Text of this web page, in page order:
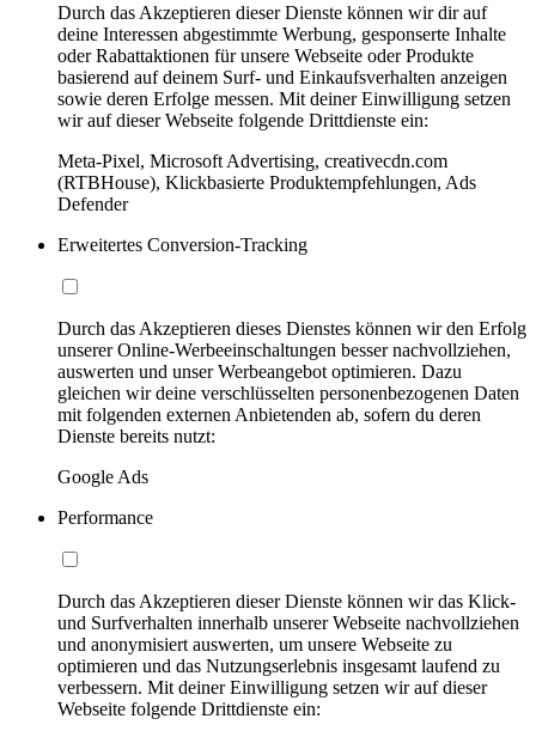
Durch das Akzeptieren dieser Dienste können wir dir auf
deine Interessen abgestimmte Werbung, gesponserte Inhalte
oder Rabattaktionen für unsere Webseite oder Produkte
basierend auf deinem Surf- und Einkaufsverhalten anzeigen
sowie deren Erfolge messen. Mit deiner Einwilligung setzen
wir auf dieser Webseite folgende Drittdienste ein:
Meta-Pixel, Microsoft Advertising, creativecdn.com
(RTBHouse), Klickbasierte Produktempfehlungen, Ads
Defender
Erweitertes Conversion-Tracking
Durch das Akzeptieren dieses Dienstes können wir den Erfolg
unserer Online-Werbeeinschaltungen besser nachvollziehen,
auswerten und unser Werbeangebot optimieren. Dazu
gleichen wir deine verschlüsselten personenbezogenen Daten
mit folgenden externen Anbietenden ab, sofern du deren
Dienste bereits nutzt:
Google Ads
Performance
Durch das Akzeptieren dieser Dienste können wir das Klick-
und Surfverhalten innerhalb unserer Webseite nachvollziehen
und anonymisiert auswerten, um unsere Webseite zu
optimieren und das Nutzungserlebnis insgesamt laufend zu
verbessern. Mit deiner Einwilligung setzen wir auf dieser
Webseite folgende Drittdienste ein: